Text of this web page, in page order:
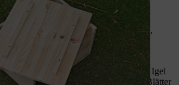
am besten mit Stroh. Es ist ein gutes
und bleibt auch bei Regen
Schlafkammer mit ausreichend Stroh,
gemütlich einwickeln kann.
geeignetes Füllmaterial, mit dem Igel
Die von draußen mitgebrachten Blätter